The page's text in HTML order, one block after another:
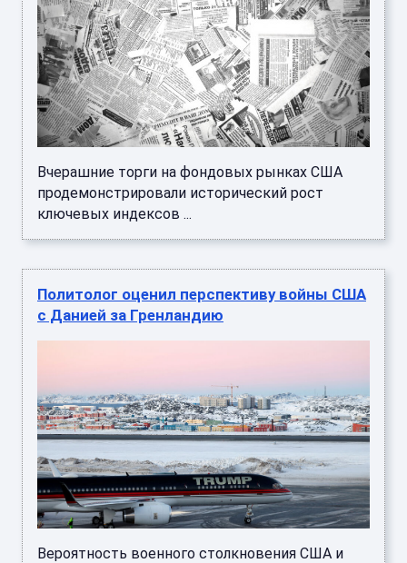
Вчерашние торги на фондовых рынках США
продемонстрировали исторический рост
ключевых индексов ...
Политолог оценил перспективу войны США
с Данией за Гренландию
Вероятность военного столкновения США и